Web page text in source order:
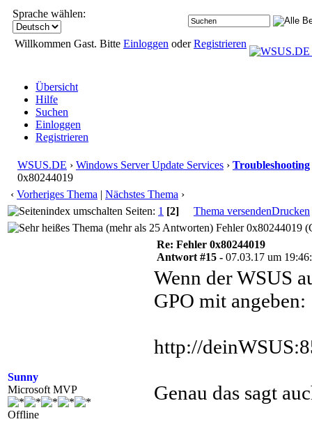
Sprache wählen:
Willkommen Gast. Bitte Einloggen oderRegistrieren
Übersicht
Hilfe
Suchen
Einloggen
Registrieren
WSUS.DE › Windows Server Update Services › Troubleshooting
0x80244019
‹ Vorheriges Thema | Nächstes Thema ›
Seiten: 1 [2] Thema versendenDrucken
Fehler 0x80244019
Sunny
Microsoft MVP
Offline
Re: Fehler 0x80244019
Antwort #15 - 07.03.17 um
Wenn der WSUS
GPO mit angeben:
http://
Genau das sagt